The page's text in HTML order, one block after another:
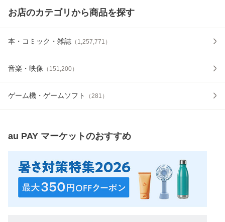
お店のカテゴリから商品を探す
本・コミック・雑誌 （ 1,257,771 ）
音楽・映像 （ 151,200）
ゲーム機・ゲームソフト （281 ）
au PAY マーケットのおすすめ